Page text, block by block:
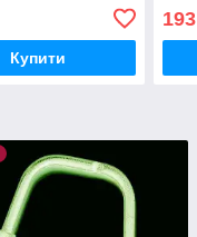
Купити
193